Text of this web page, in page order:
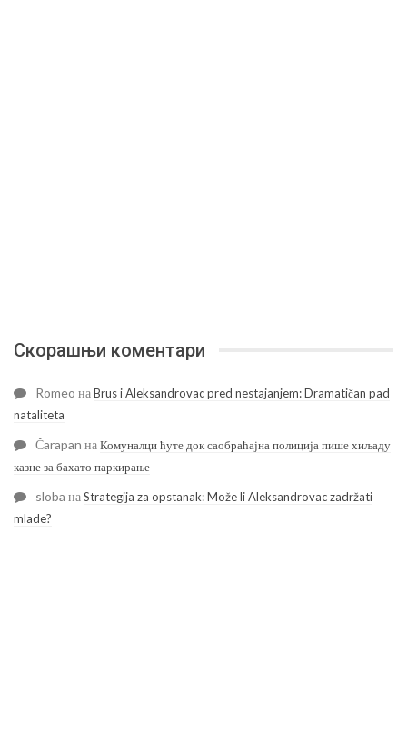
Скорашњи коментари
Romeo наBrus i Aleksandrovac pred nestajanjem: Dramatičan pad
nataliteta
Čarapan наКомуналци ћуте док саобраћајна полиција пише хиљаду
казне за бахато паркирање
sloba наStrategija za opstanak: Može li Aleksandrovac zadržati
mlade?